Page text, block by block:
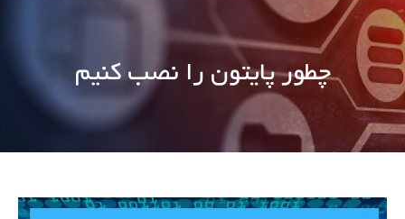
چطور پایتون را نصب کنیم